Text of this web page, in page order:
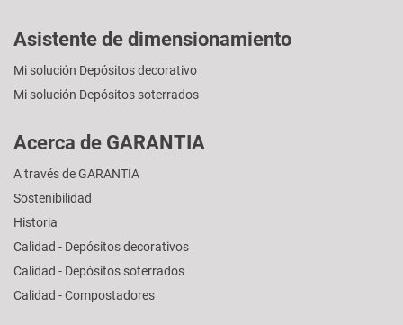
Asistente de dimensionamiento
Mi solución Depósitos decorativo
Mi solución Depósitos soterrados
Acerca de GARANTIA
A través de GARANTIA
Sostenibilidad
Historia
Calidad - Depósitos decorativos
Calidad - Depósitos soterrados
Calidad - Compostadores